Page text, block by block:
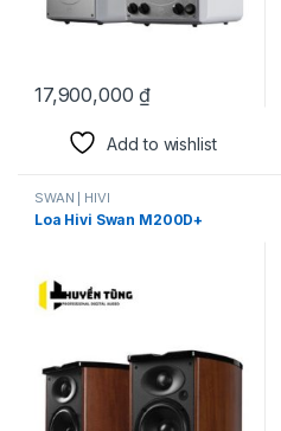
17,900,000₫
Add to wishlist
SWAN | HIVI
Loa Hivi Swan M200D+